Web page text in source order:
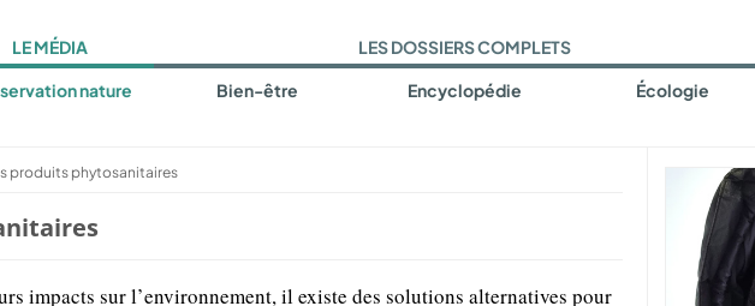
LE MÉDIA
nature
LES DOSSIERS COMPLETS
Bien-être Encyclopédie Écologie
produits phytosanitaires
impacts sur l’environnement, il existe des solutions alternatives pour